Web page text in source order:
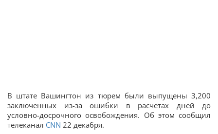
В штате Вашингтон из тюрем были выпущены 3,200
заключенных из-за ошибки в расчетах дней до
условно-досрочного освобождения. Об этом сообщил
телеканал CNN 22 декабря.